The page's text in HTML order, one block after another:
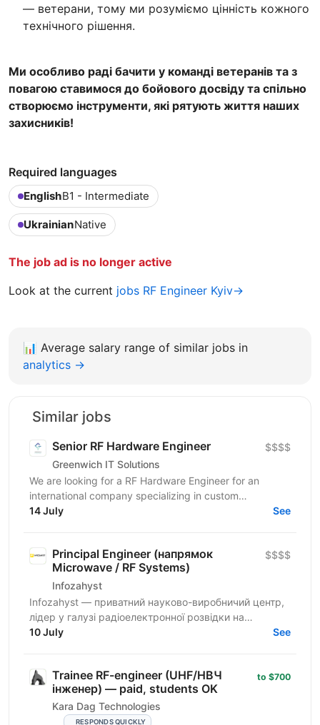
— ветерани, тому ми розуміємо цінність кожного
технічного рішення.
Ми особливо раді бачити у команді ветеранів та з
повагою ставимося до бойового досвіду та спільно
створюємо інструменти, які рятують життя наших
захисників!
Required languages
EnglishB1 - Intermediate
UkrainianNative
The job ad is no longer active
Look at the current jobs RF Engineer Kyiv→
📊 Average salary range of similar jobs in
analytics →
Similar jobs
Senior RF Hardware Engineer
Greenwich IT Solutions
$$$$
We are looking for a RF Hardware Engineer for an
international company specializing in custom
electronics development for embedded, industrial, and
14 July See
Principal Engineer (напрямок
Microwave / RF Systems)
Infozahyst
$$$$
Infozahyst — приватний науково-виробничий центр,
лідер у галузі радіоелектронної розвідки на
території України. Ми шукаємо Principal Engineer /
10 July See
Trainee RF-engineer (UHF/НВЧ
інженер) — paid, students OK
Kara Dag Technologies
RESPONDS QUICKLY
to $700